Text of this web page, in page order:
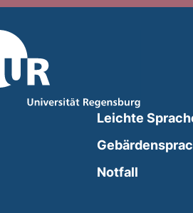
opens in a new window)
Leichte
Notfall